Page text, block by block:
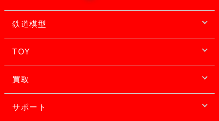
鉄道模型
TOY
買取
サポート